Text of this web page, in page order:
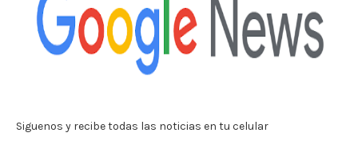
Siguenos y recibe todas las noticias en tu celular